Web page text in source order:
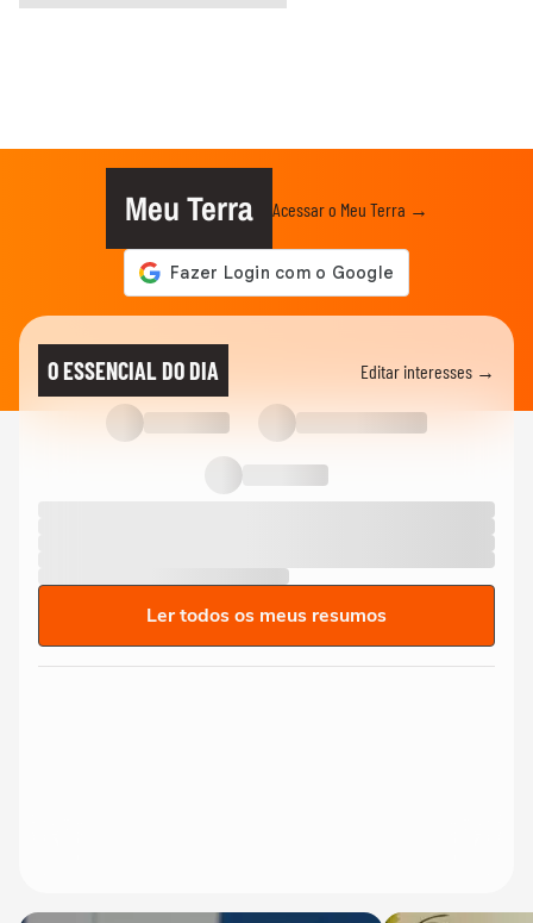
Meu Terra Acessar o Meu Terra →
O ESSENCIAL DO DIA Editar interesses →
Ler todos os meus resumos